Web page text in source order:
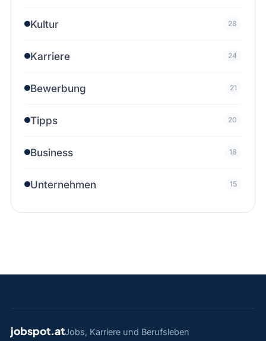
Kultur 28
Karriere 24
Bewerbung 21
Tipps 20
Business 18
Unternehmen 15
jobspot.atJobs, Karriere und Berufsleben